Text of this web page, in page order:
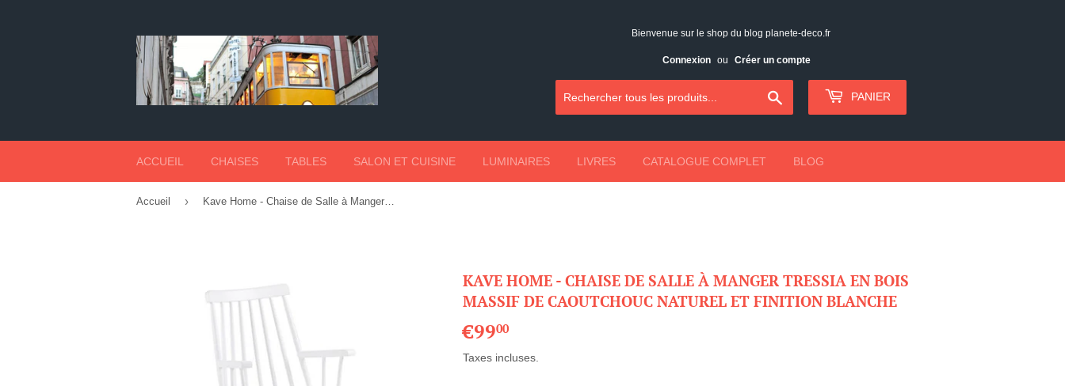
Bienvenue sur le shop du blog planete-deco.fr
Connexion ou Créer un compte
Chercher PANIER
ACCUEIL CHAISES TABLES SALON ET CUISINE LUMINAIRES LIVRES CATALOGUE COMPLET BLOG
Accueil › Kave Home - Chaise de Salle à Manger Tressia en Bois Massif de Caoutchouc Naturel et Finition Blanche
KAVE HOME - CHAISE DE SALLE À MANGER TRESSIA EN BOIS
MASSIF DE CAOUTCHOUC NATUREL ET FINITION BLANCHE
€9900
Taxes incluses.